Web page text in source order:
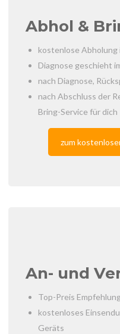
Abhol &
kostenlose Abholung
Diagnose geschieht
nach Diagnose,
nach Abschluss der
Bring-Service für dich
zum
An- und
Top-Preis
kostenloses
Geräts